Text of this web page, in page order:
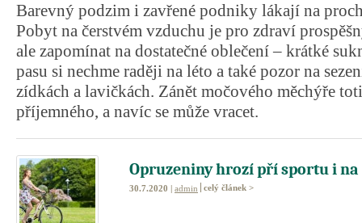
Barevný podzim i zavřené podniky lákají na
Pobyt na čerstvém vzduchu je pro zdraví
ale zapomínat na dostatečné oblečení – krátké
pasu si nechme raději na léto a také pozor na
zídkách a lavičkách. Zánět močového měchýře
příjemného, a navíc se může vracet.
Opruzeniny hrozí pří sportu i na
30.7.2020 | admin celý článek >